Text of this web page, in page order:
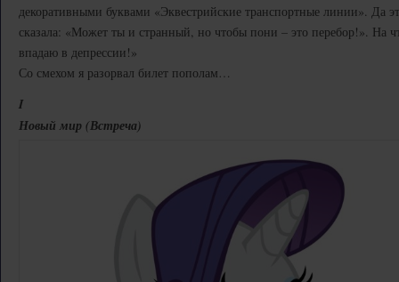
декоративными буквами «Эквестрийские транспортные линии». Да
сказала: «Может ты и странный, но чтобы пони – это перебор!». На
впадаю в депрессии!»
Со смехом я разорвал билет пополам…
I
Новый мир (Встреча)